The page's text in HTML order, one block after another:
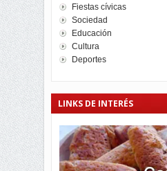
Fiestas cívicas
Sociedad
Educación
Cultura
Deportes
LINKS DE INTERÉS